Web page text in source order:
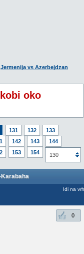
Jermenija vs Azerbejdzan
oko
131 132
133
142 143
144
153 154
155
130
Idi na vrh
0